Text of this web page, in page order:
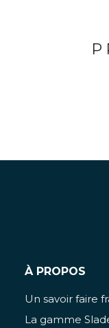
À PROPOS
Un savoir faire
La gamme